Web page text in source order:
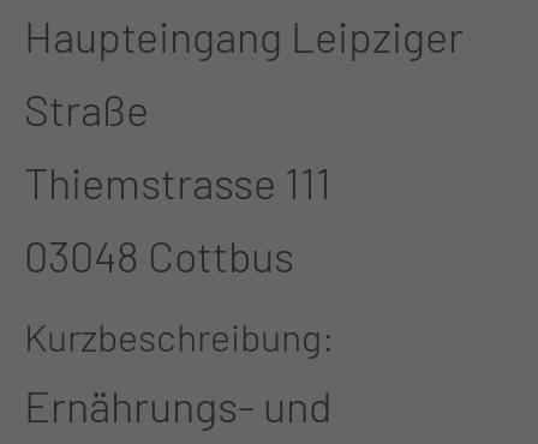
Haupteingang Leipziger
Straße
Thiemstrasse 111
03048 Cottbus
Kurzbeschreibung
Ernährungs- und